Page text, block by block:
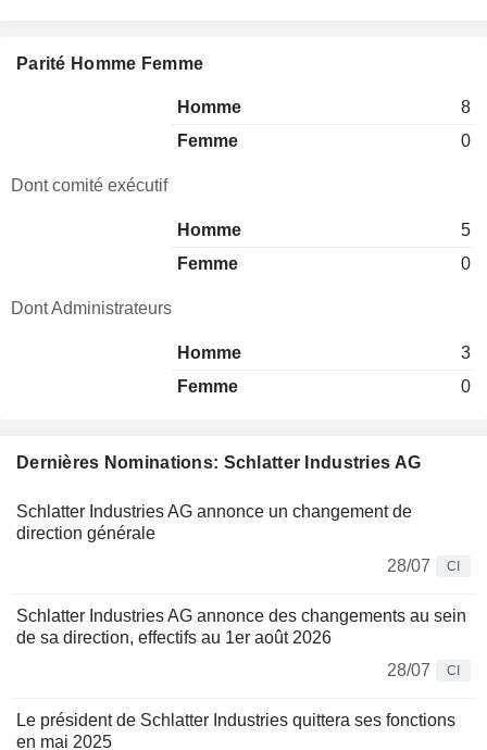
Dernières Nominations: Schlatter Industries AG
Schlatter Industries AG annonce un changement de
direction générale
28/07
CI
Schlatter Industries AG annonce des changements au sein
de sa direction, effectifs au 1er août 2026
28/07
CI
Le président de Schlatter Industries quittera ses fonctions
en mai 2025
Parité Homme Femme
Homme
8
Femme
0
Dont comité exécutif
Homme
5
Femme
0
Dont Administrateurs
Homme
3
Femme
0